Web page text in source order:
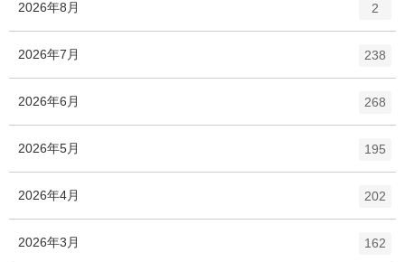
2026年8月
ー
2
2026年7月
ー
238
2026年6月
ー
268
2026年5月
ー
195
2026年4月 202
2026年3月 162